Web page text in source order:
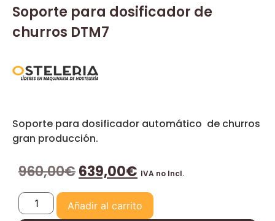
Soporte para dosificador de
churros DTM7
Soporte para dosificador automático de churros
gran producción.
960,00€639,00€ IVA no Incl.
Añadir al carrito